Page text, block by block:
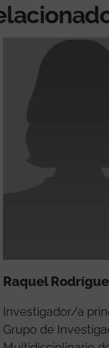
Raquel
Investigador/a
Grupo de